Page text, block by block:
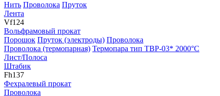
Нить Проволока Пруток
Лента
Vf124
Вольфрамовый прокат
Порошок Пруток (электроды) Проволока
Проволока (термопарная) Термопара тип ТВР-03* 2000°С
Лист/Полоса
Штабик
Fh137
Фехралевый прокат
Проволока